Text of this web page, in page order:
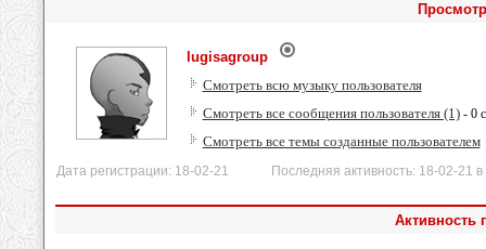
lugisagroup
Смотреть всю музыку пользователя
Смотреть все сообщения пользователя (1)- 0
Смотреть все темы созданные пользователем
Дата регистрации: 18-02-21 Последняя активность: 18-02-21 в
Активность